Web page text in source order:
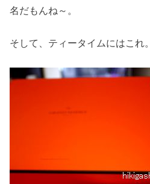
名だもんね～。
そして、ティータイムにはこれ。